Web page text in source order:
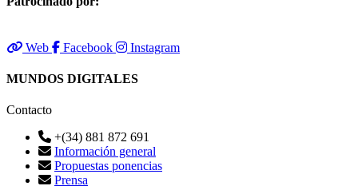
Web Facebook Instagram
MUNDOS DIGITALES
Contacto
+(34) 881 872 691
Información general
Propuestas ponencias
Prensa